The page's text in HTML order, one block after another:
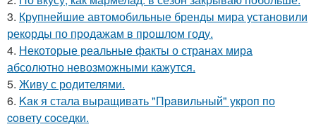
3. Крупнейшие автомобильные бренды мира установили
рекорды по продажам в прошлом году.
4. Некоторые реальные факты о странах мира
абсолютно невозможными кажутся.
5. Живу с родителями.
6. Kaк я стала выращивать "Пpaвильный" укроп по
coвету сocедки.